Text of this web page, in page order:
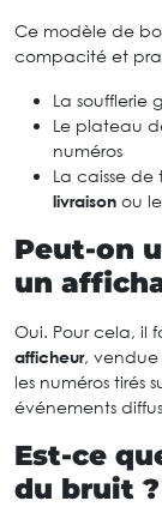
Ce modèle de
compacité et
La soufflerie
Le plateau
numéros
La caisse
livraison ou
Peut-on
un
Oui. Pour cela, il
afficheur, vendue
les numéros tirés
événements
Est-ce
du bruit ?